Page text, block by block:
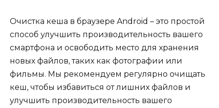
Очистка кеша в браузере Android – это простой
способ улучшить производительность вашего
смартфона и освободить место для хранения
новых файлов, таких как фотографии или
фильмы. Мы рекомендуем регулярно очищать
кеш, чтобы избавиться от лишних файлов и
улучшить производительность вашего